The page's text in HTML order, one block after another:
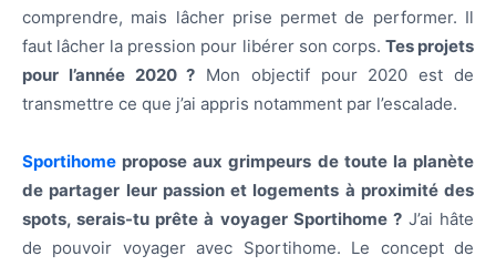
comprendre, mais lâcher prise permet de performer. Il
faut lâcher la pression pour libérer son corps. Tes projets
pour l’année 2020 ? Mon objectif pour 2020 est de
transmettre ce que j’ai appris notamment par l’escalade.
Sportihome propose aux grimpeurs de toute la planète
de partager leur passion et logements à proximité des
spots, serais-tu prête à voyager Sportihome ?J’ai hâte
de pouvoir voyager avec Sportihome. Le concept de